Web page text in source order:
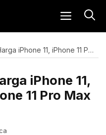
MENU
Spesifikasi dan Harga iPhone 11, iPhone 11 Pro, iPhone 11 Pro Max di Indonesia
iPhone 11,
11 Pro Max